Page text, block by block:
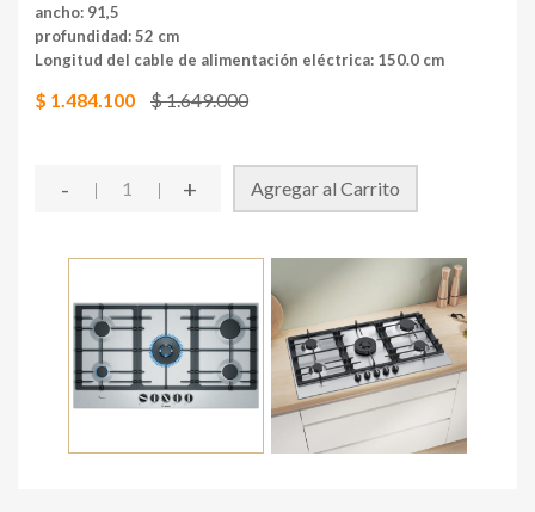
ancho: 91,5
profundidad: 52 cm
Longitud del cable de alimentación eléctrica: 150.0 cm
$ 1.484.100 $ 1.649.000
- + Agregar al Carrito